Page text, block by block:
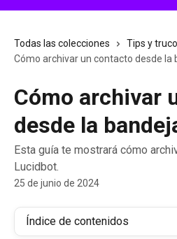
Todas las colecciones
Tips y
Cómo archivar un contacto desde la
Cómo archivar
desde la
Esta guía te mostrará cómo
Lucidbot.
25 de junio de 2024
Índice de contenidos